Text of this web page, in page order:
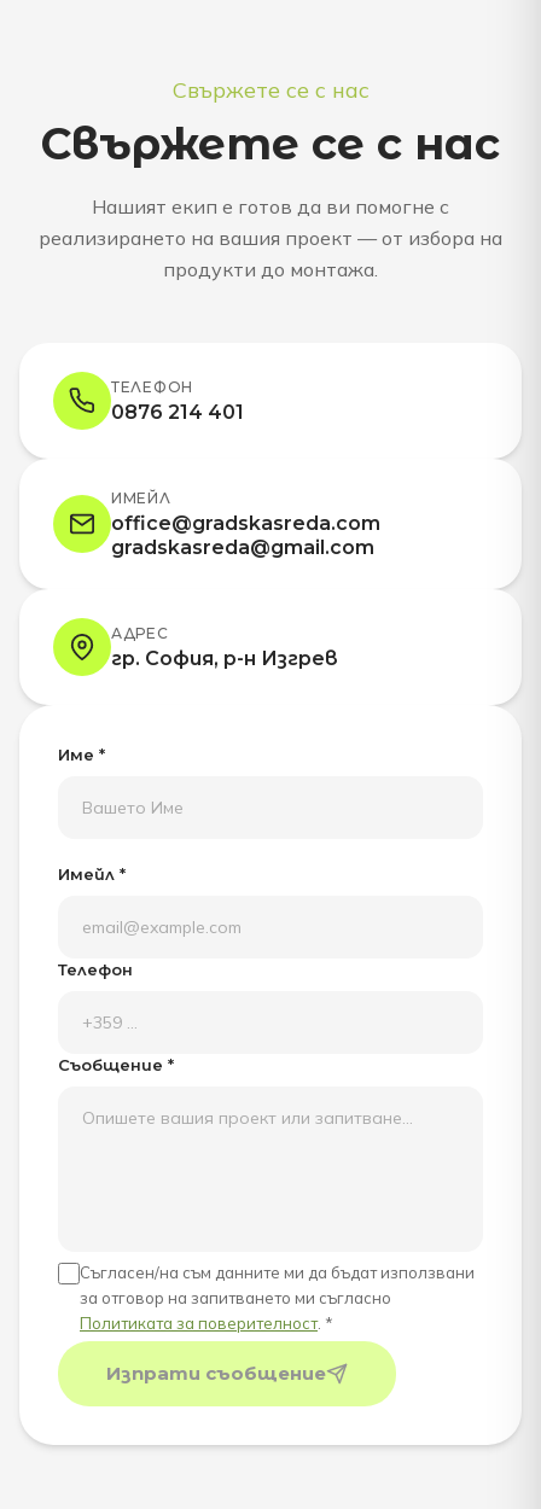
Свържете се с нас
Свържете се с нас
Нашият екип е готов да ви помогне с
реализирането на вашия проект — от избора на
продукти до монтажа.
ТЕЛЕФОН
0876 214 401
ИМЕЙЛ
office@gradskasreda.com
gradskasreda@gmail.com
АДРЕС
гр. София, р-н Изгрев
Име *
Имейл *
Телефон
Съобщение *
Съгласен/на съм данните ми да бъдат използвани
за отговор на запитването ми съгласно
Политиката за поверителност. *
Изпрати съобщение